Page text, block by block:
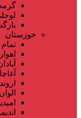
خوزستان
اهواز
الوان